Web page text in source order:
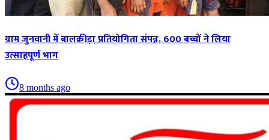
ग्राम जुनवानी में बालक्रीड़ा प्रतियोगिता संपन्न, 600 बच्चों ने लिया
उत्साहपूर्ण भाग
8 months ago